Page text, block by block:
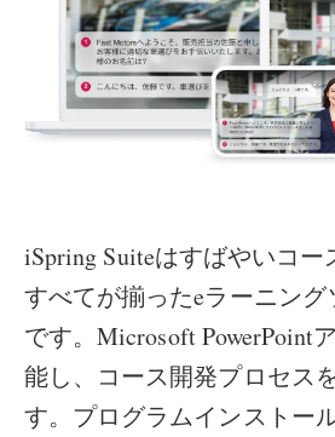
iSpring Suiteはすばやいコ
すべてが揃ったeラーニン
です。Microsoft PowerPoint
能し、コース開発プロセス
す。プログラムインストール